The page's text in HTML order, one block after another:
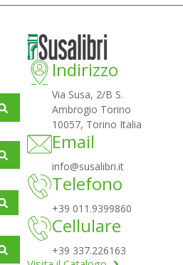
Indirizzo
Via Susa, 2/B S.
Ambrogio Torino
10057, Torino Italia
Email
info@susalibri.it
Telefono
+39 011.9399860
Cellulare
+39 337.226163